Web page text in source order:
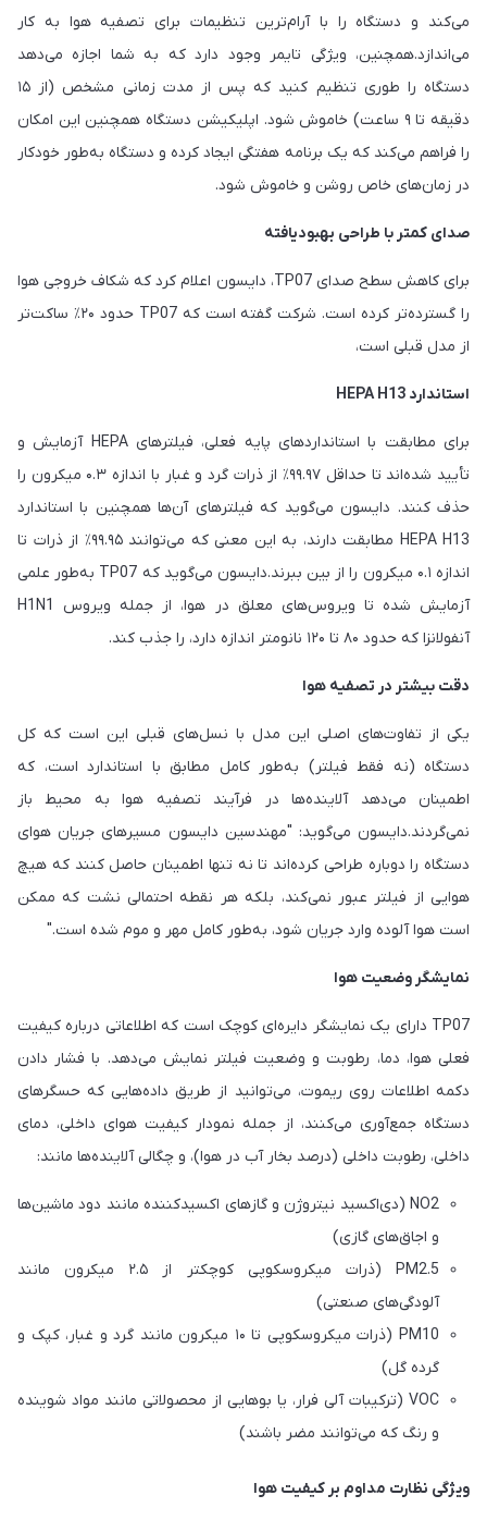
می‌کند و دستگاه را با آرام‌ترین تنظیمات برای تصفیه هوا به کار
می‌اندازد.همچنین، ویژگی تایمر وجود دارد که به شما اجازه می‌دهد
دستگاه را طوری تنظیم کنید که پس از مدت زمانی مشخص (از ۱۵
دقیقه تا ۹ ساعت) خاموش شود. اپلیکیشن دستگاه همچنین این امکان
را فراهم می‌کند که یک برنامه هفتگی ایجاد کرده و دستگاه به‌طور خودکار
در زمان‌های خاص روشن و خاموش شود.
صدای کمتر با طراحی بهبودیافته
برای کاهش سطح صدای TP07، دایسون اعلام کرد که شکاف خروجی هوا
را گسترده‌تر کرده است. شرکت گفته است که TP07 حدود ۲۰٪ ساکت‌تر
از مدل قبلی است،
استاندارد HEPA H13
برای مطابقت با استانداردهای پایه فعلی، فیلترهای HEPA آزمایش و
تأیید شده‌اند تا حداقل ۹۹.۹۷٪ از ذرات گرد و غبار با اندازه ۰.۳ میکرون را
حذف کنند. دایسون می‌گوید که فیلترهای آن‌ها همچنین با استاندارد
HEPA H13 مطابقت دارند، به این معنی که می‌توانند ۹۹.۹۵٪ از ذرات تا
اندازه ۰.۱ میکرون را از بین ببرند.دایسون می‌گوید که TP07 به‌طور علمی
آزمایش شده تا ویروس‌های معلق در هوا، از جمله ویروس H1N1
آنفولانزا که حدود ۸۰ تا ۱۲۰ نانومتر اندازه دارد، را جذب کند.
دقت بیشتر در تصفیه هوا
یکی از تفاوت‌های اصلی این مدل با نسل‌های قبلی این است که کل
دستگاه (نه فقط فیلتر) به‌طور کامل مطابق با استاندارد است، که
اطمینان می‌دهد آلاینده‌ها در فرآیند تصفیه هوا به محیط باز
نمی‌گردند.دایسون می‌گوید: "مهندسین دایسون مسیرهای جریان هوای
دستگاه را دوباره طراحی کرده‌اند تا نه تنها اطمینان حاصل کنند که هیچ
هوایی از فیلتر عبور نمی‌کند، بلکه هر نقطه احتمالی نشت که ممکن
است هوا آلوده وارد جریان شود، به‌طور کامل مهر و موم شده است."
نمایشگر وضعیت هوا
TP07 دارای یک نمایشگر دایره‌ای کوچک است که اطلاعاتی درباره کیفیت
فعلی هوا، دما، رطوبت و وضعیت فیلتر نمایش می‌دهد. با فشار دادن
دکمه اطلاعات روی ریموت، می‌توانید از طریق داده‌هایی که حسگرهای
دستگاه جمع‌آوری می‌کنند، از جمله نمودار کیفیت هوای داخلی، دمای
داخلی، رطوبت داخلی (درصد بخار آب در هوا)، و چگالی آلاینده‌ها مانند:
NO2 (دی‌اکسید نیتروژن و گازهای اکسیدکننده مانند دود ماشین‌ها
و اجاق‌های گازی)
PM2.5 (ذرات میکروسکوپی کوچکتر از ۲.۵ میکرون مانند
آلودگی‌های صنعتی)
PM10 (ذرات میکروسکوپی تا ۱۰ میکرون مانند گرد و غبار، کپک و
گرده گل)
VOC (ترکیبات آلی فرار، یا بوهایی از محصولاتی مانند مواد شوینده
و رنگ که می‌توانند مضر باشند)
ویژگی نظارت مداوم بر کیفیت هوا